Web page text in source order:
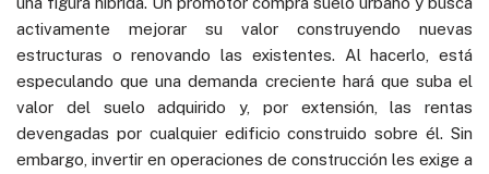
activamente mejorar su valor construyendo nuevas
estructuras o renovando las existentes. Al hacerlo, está
especulando que una demanda creciente hará que suba el
valor del suelo adquirido y, por extensión, las rentas
devengadas por cualquier edificio construido sobre él. Sin
embargo, invertir en operaciones de construcción les exige a